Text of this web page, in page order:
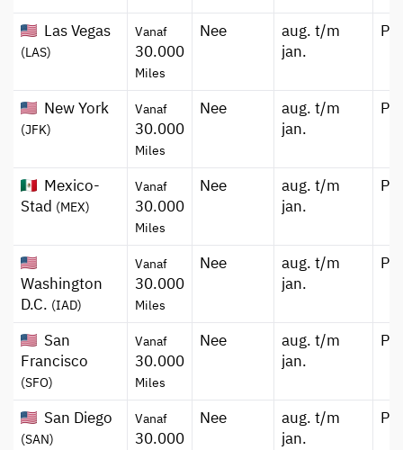
Las Vegas
(LAS)
Vanaf
30.000
Miles
Nee
aug. t/m
jan.
New York
(JFK)
Vanaf
30.000
Miles
Nee
aug. t/m
jan.
Mexico-
Stad (MEX)
Vanaf
30.000
Miles
Nee
aug. t/m
jan.
Washington
D.C. (IAD)
Vanaf
30.000
Miles
Nee
aug. t/m
jan.
San
Francisco
(SFO)
Vanaf
30.000
Miles
Nee
aug. t/m
jan.
San Diego
(SAN)
Vanaf
30.000
Nee
aug. t/m
jan.